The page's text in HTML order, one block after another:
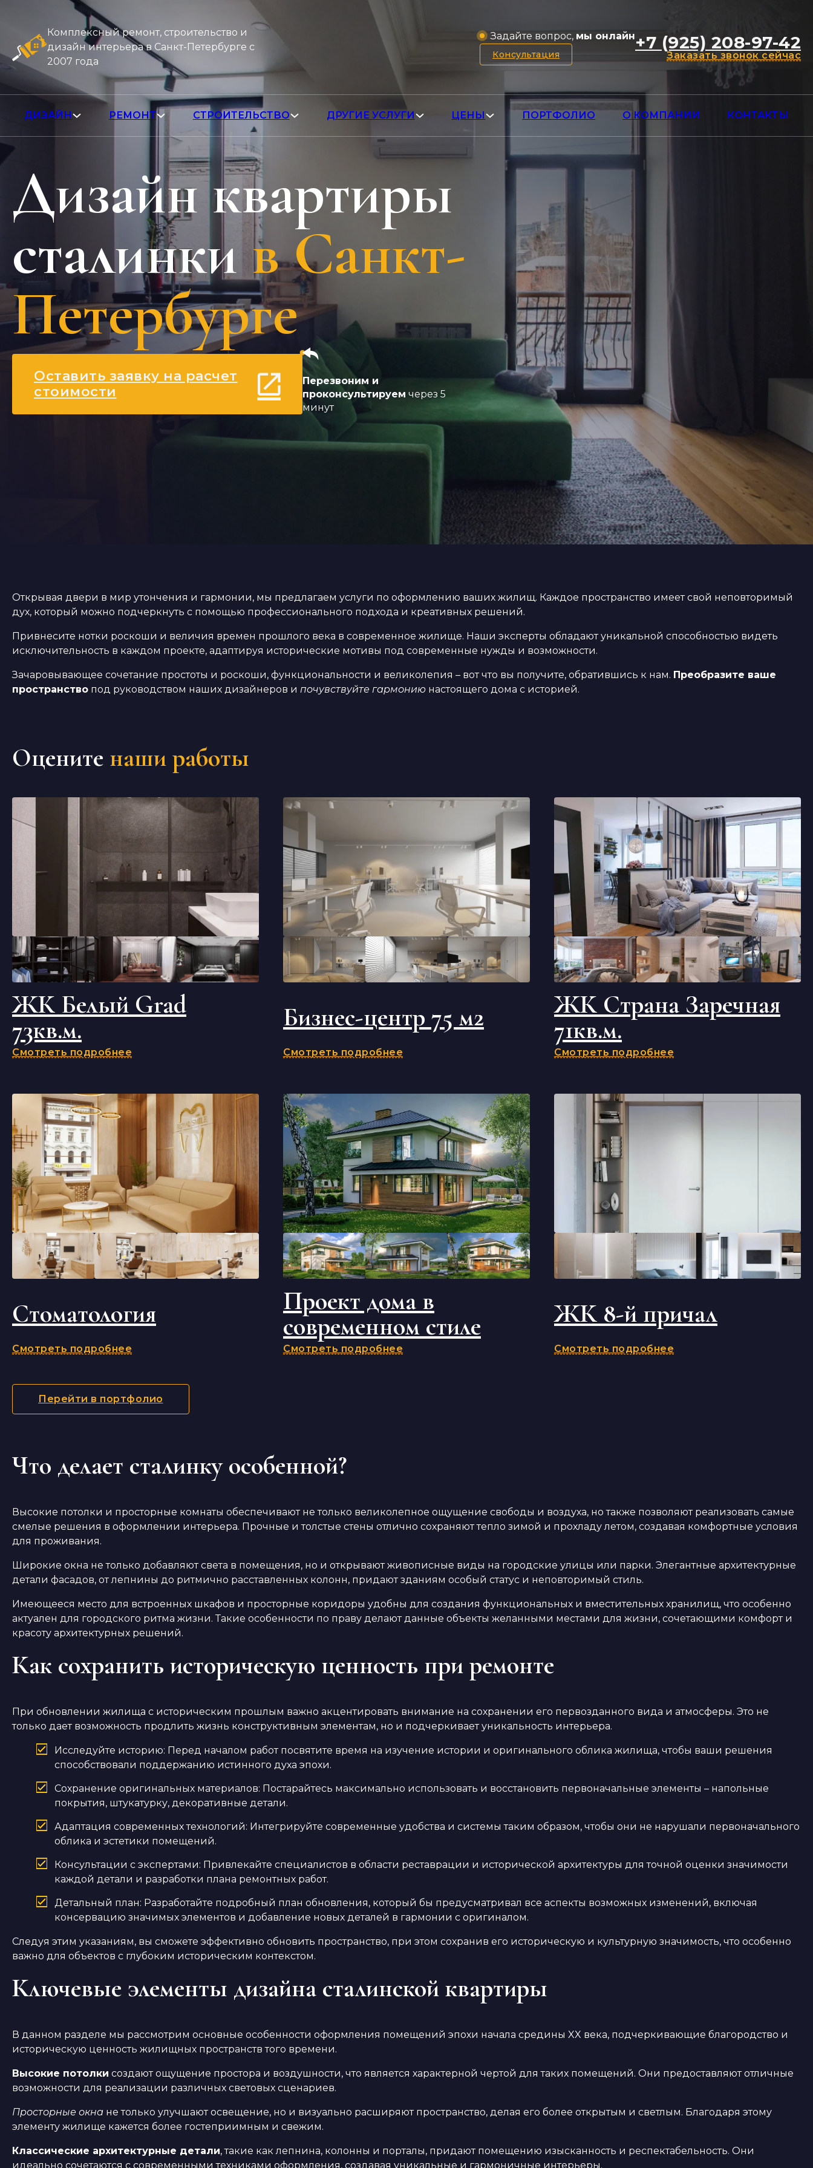
Комплексный ремонт, строительство и
дизайн интерьера в Санкт-Петербурге с
2007 года
Задайте вопрос, мы онлайн
Консультация
+7 (925) 208-97-42
Заказать звонок сейчас
ДИЗАЙН РЕМОНТ СТРОИТЕЛЬСТВО ДРУГИЕ УСЛУГИ ЦЕНЫ ПОРТФОЛИО О КОМПАНИИ КОНТАКТЫ
Дизайн квартиры
сталинки в Санкт-
Петербурге
Оставить заявку на расчет
стоимости
Перезвоним и
проконсультируем через 5
минут
Открывая двери в мир утончения и гармонии, мы предлагаем услуги по оформлению ваших жилищ. Каждое пространство имеет свой неповторимый
дух, который можно подчеркнуть с помощью профессионального подхода и креативных решений.
Привнесите нотки роскоши и величия времен прошлого века в современное жилище. Наши эксперты обладают уникальной способностью видеть
исключительность в каждом проекте, адаптируя исторические мотивы под современные нужды и возможности.
Зачаровывающее сочетание простоты и роскоши, функциональности и великолепия – вот что вы получите, обратившись к нам. Преобразите ваше
пространство под руководством наших дизайнеров и почувствуйте гармонию настоящего дома с историей.
Оцените наши работы
ЖК Белый Grad
73кв.м.
Смотреть подробнее
Бизнес-центр 75 м2
Смотреть подробнее
ЖК Страна Заречная
71кв.м.
Смотреть подробнее
Стоматология
Смотреть подробнее
Проект дома в
современном стиле
Смотреть подробнее
ЖК 8-й причал
Смотреть подробнее
Перейти в портфолио
Что делает сталинку особенной?
Высокие потолки и просторные комнаты обеспечивают не только великолепное ощущение свободы и воздуха, но также позволяют реализовать самые
смелые решения в оформлении интерьера. Прочные и толстые стены отлично сохраняют тепло зимой и прохладу летом, создавая комфортные условия
для проживания.
Широкие окна не только добавляют света в помещения, но и открывают живописные виды на городские улицы или парки. Элегантные архитектурные
детали фасадов, от лепнины до ритмично расставленных колонн, придают зданиям особый статус и неповторимый стиль.
Имеющееся место для встроенных шкафов и просторные коридоры удобны для создания функциональных и вместительных хранилищ, что особенно
актуален для городского ритма жизни. Такие особенности по праву делают данные объекты желанными местами для жизни, сочетающими комфорт и
красоту архитектурных решений.
Как сохранить историческую ценность при ремонте
При обновлении жилища с историческим прошлым важно акцентировать внимание на сохранении его первозданного вида и атмосферы. Это не
только дает возможность продлить жизнь конструктивным элементам, но и подчеркивает уникальность интерьера.
Исследуйте историю: Перед началом работ посвятите время на изучение истории и оригинального облика жилища, чтобы ваши решения
способствовали поддержанию истинного духа эпохи.
Сохранение оригинальных материалов: Постарайтесь максимально использовать и восстановить первоначальные элементы – напольные
покрытия, штукатурку, декоративные детали.
Адаптация современных технологий: Интегрируйте современные удобства и системы таким образом, чтобы они не нарушали первоначального
облика и эстетики помещений.
Консультации с экспертами: Привлекайте специалистов в области реставрации и исторической архитектуры для точной оценки значимости
каждой детали и разработки плана ремонтных работ.
Детальный план: Разработайте подробный план обновления, который бы предусматривал все аспекты возможных изменений, включая
консервацию значимых элементов и добавление новых деталей в гармонии с оригиналом.
Следуя этим указаниям, вы сможете эффективно обновить пространство, при этом сохранив его историческую и культурную значимость, что особенно
важно для объектов с глубоким историческим контекстом.
Ключевые элементы дизайна сталинской квартиры
В данном разделе мы рассмотрим основные особенности оформления помещений эпохи начала средины XX века, подчеркивающие благородство и
историческую ценность жилищных пространств того времени.
Высокие потолки создают ощущение простора и воздушности, что является характерной чертой для таких помещений. Они предоставляют отличные
возможности для реализации различных световых сценариев.
Просторные окна не только улучшают освещение, но и визуально расширяют пространство, делая его более открытым и светлым. Благодаря этому
элементу жилище кажется более гостеприимным и свежим.
Классические архитектурные детали, такие как лепнина, колонны и порталы, придают помещению изысканность и респектабельность. Они
идеально сочетаются с современными техниками оформления, создавая уникальные и гармоничные интерьеры.